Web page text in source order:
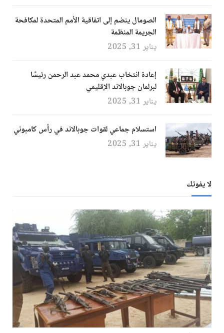
الصومال ينضم إلى اتفاقية الأمم المتحدة لمكافحة
الجريمة المنظمة
يناير 31, 2025
إعادة انتخاب عبدي محمد عبد الرحمن رئيسًا
لبرلمان جوبالاند الإقليمي
يناير 31, 2025
استسلام جماعي لقوات جوبالاند في رأس كامبوني
يناير 31, 2025
لا يفوتك